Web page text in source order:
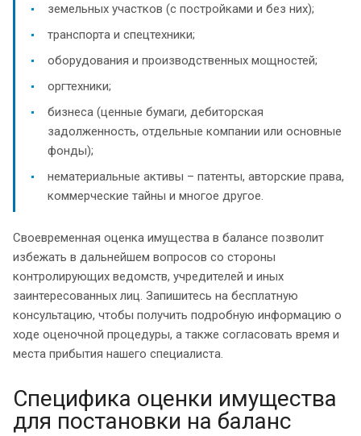
земельных участков (с постройками и без них);
транспорта и спецтехники;
оборудования и производственных мощностей;
оргтехники;
бизнеса (ценные бумаги, дебиторская
задолженность, отдельные компании или основные
фонды);
нематериальные активы – патенты, авторские права,
коммерческие тайны и многое другое.
Своевременная оценка имущества в балансе позволит
избежать в дальнейшем вопросов со стороны
контролирующих ведомств, учредителей и иных
заинтересованных лиц. Запишитесь на бесплатную
консультацию, чтобы получить подробную информацию о
ходе оценочной процедуры, а также согласовать время и
места прибытия нашего специалиста.
Специфика оценки имущества
для постановки на баланс